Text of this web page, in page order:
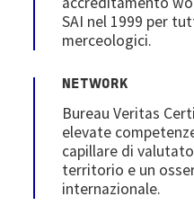
SAI nel 1999 per
merceologici.
NETWORK
Bureau Veritas
elevate
capillare di
territorio e un
internazionale.